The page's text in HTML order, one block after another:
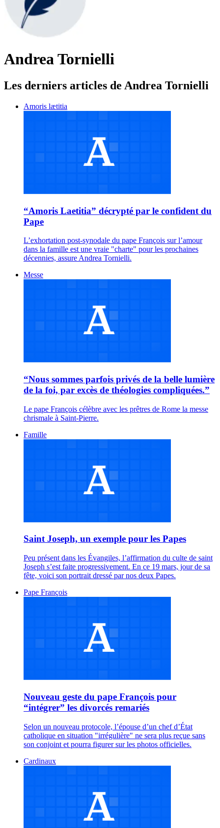
Andrea Tornielli
Les derniers articles de Andrea Tornielli
Amoris lætitia
“Amoris Laetitia” décrypté par le confident du
Pape
L’exhortation post-synodale du pape François sur l’amour
dans la famille est une vraie "charte" pour les prochaines
décennies, assure Andrea Tornielli.
Messe
“Nous sommes parfois privés de la belle lumière
de la foi, par excès de théologies compliquées.”
Le pape François célèbre avec les prêtres de Rome la messe
chrismale à Saint-Pierre.
Famille
Saint Joseph, un exemple pour les Papes
Peu présent dans les Évangiles, l’affirmation du culte de saint
Joseph s’est faite progressivement. En ce 19 mars, jour de sa
fête, voici son portrait dressé par nos deux Papes.
Pape François
Nouveau geste du pape François pour
“intégrer” les divorcés remariés
Selon un nouveau protocole, l’épouse d’un chef d’État
catholique en situation "irrégulière" ne sera plus reçue sans
son conjoint et pourra figurer sur les photos officielles.
Cardinaux